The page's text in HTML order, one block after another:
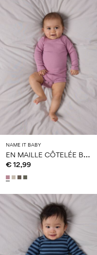
NAME IT BABY
E
N MAILLE CÔTELÉE BARBOTEUSE
€ 12,99